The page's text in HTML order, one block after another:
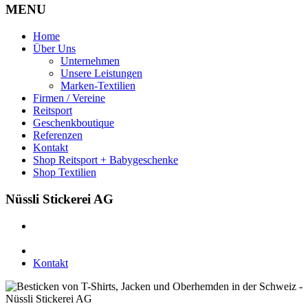
MENU
Home
Über Uns
Unternehmen
Unsere Leistungen
Marken-Textilien
Firmen / Vereine
Reitsport
Geschenkboutique
Referenzen
Kontakt
Shop Reitsport + Babygeschenke
Shop Textilien
Nüssli Stickerei AG
Kontakt